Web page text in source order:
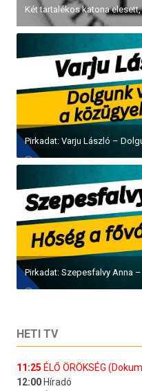
Két tartalékos katona
Pirkadat: Varju László –
Pirkadat: Szepesfalvy Anna
HETI TV